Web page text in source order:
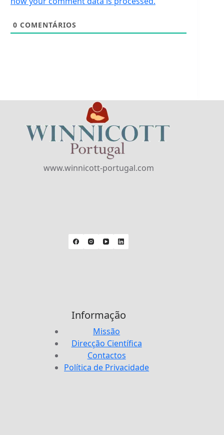
0 COMENTÁRIOS
www.winnicott-portugal.com
Informação
Missão
Direcção Científica
Contactos
Política de Privacidade